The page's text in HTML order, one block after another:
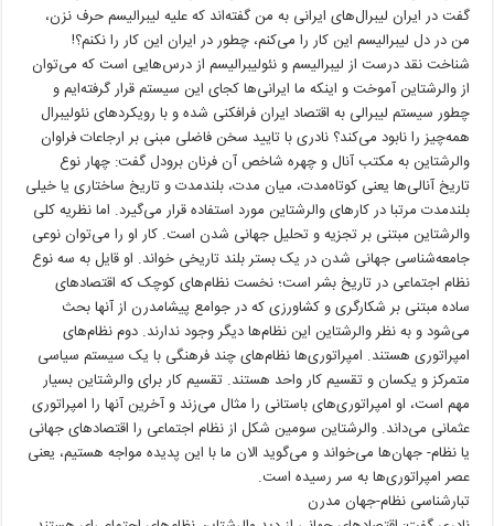
گفت در ایران لیبرال‌های ایرانی به من گفته‌اند که علیه لیبرالیسم حرف نزن،
من در دل لیبرالیسم این کار را می‌کنم، چطور در ایران این کار را نکنم؟!
شناخت نقد درست از لیبرالیسم و نئولیبرالیسم از درس‌هایی است که می‌توان
از والرشتاین آموخت و اینکه ما ایرانی‌ها کجای این سیستم قرار گرفته‌ایم و
چطور سیستم لیبرالی به اقتصاد ایران فرافکنی شده و با رویکردهای نئولیبرال
همه‌چیز را نابود می‌کند؟ نادری با تایید سخن فاضلی مبنی بر ارجاعات فراوان
والرشتاین به مکتب آنال و چهره شاخص آن فرنان برودل گفت: چهار نوع
تاریخ آنالی‌ها یعنی کوتاه‌مدت، میان مدت، بلندمدت و تاریخ ساختاری یا خیلی
بلندمدت مرتبا در کارهای والرشتاین مورد استفاده قرار می‌گیرد. اما نظریه کلی
والرشتاین مبتنی بر تجزیه و تحلیل جهانی شدن است. کار او را می‌توان نوعی
جامعه‌شناسی جهانی شدن در یک بستر بلند تاریخی خواند. او قایل به سه نوع
نظام اجتماعی در تاریخ بشر است؛ نخست نظام‌های کوچک که اقتصادهای
ساده مبتنی بر شکارگری و کشاورزی که در جوامع پیشامدرن از آنها بحث
می‌شود و به نظر والرشتاین این نظام‌ها دیگر وجود ندارند. دوم نظام‌های
امپراتوری هستند. امپراتوری‌ها نظام‌های چند فرهنگی با یک سیستم سیاسی
متمرکز و یکسان و تقسیم کار واحد هستند. تقسیم کار برای والرشتاین بسیار
مهم است، او امپراتوری‌های باستانی را مثال می‌زند و آخرین آنها را امپراتوری
عثمانی می‌داند. والرشتاین سومین شکل از نظام اجتماعی را اقتصادهای جهانی
یا نظام- جهان‌ها می‌خواند و می‌گوید الان ما با این پدیده مواجه هستیم، یعنی
عصر امپراتوری‌ها به سر رسیده است.
تبارشناسی نظام-جهان مدرن